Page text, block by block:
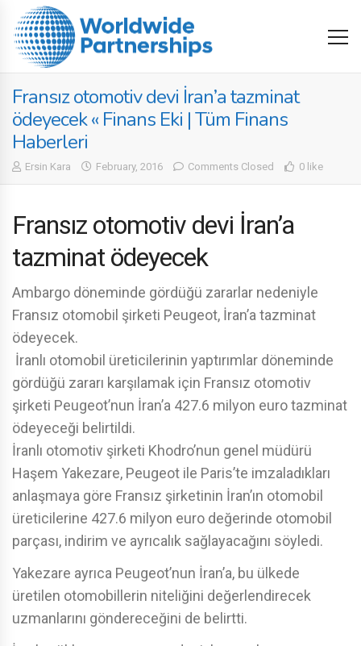
Fransız otomotiv devi İran’a tazminat
ödeyecek « Finans Eki | Tüm Finans
Haberleri
Ersin Kara February, 2016 Comments Closed 0 like
Fransız otomotiv devi İran’a
tazminat ödeyecek
Ambargo döneminde gördüğü zararlar nedeniyle
Fransız otomobil şirketi Peugeot, İran’a tazminat
ödeyecek.
İranlı otomobil üreticilerinin yaptırımlar döneminde
gördüğü zararı karşılamak için Fransız otomotiv
şirketi Peugeot’nun İran’a 427.6 milyon euro tazminat
ödeyeceği belirtildi.
İranlı otomotiv şirketi Khodro’nun genel müdürü
Haşem Yakezare, Peugeot ile Paris’te imzaladıkları
anlaşmaya göre Fransız şirketinin İran’ın otomobil
üreticilerine 427.6 milyon euro değerinde otomobil
parçası, indirim ve ayrıcalık sağlayacağını söyledi.
Yakezare ayrıca Peugeot’nun İran’a, bu ülkede
üretilen otomobillerin niteliğini değerlendirecek
uzmanlarını göndereceğini de belirtti.